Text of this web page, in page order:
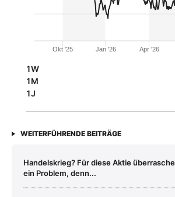
Okt '25 Jan '26 Apr '26
1W
1M
1J
WEITERFÜHRENDE BEITRÄGE
Handelskrieg? Für diese Aktie
ein Problem, denn...